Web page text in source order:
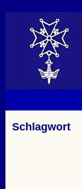
Schlagwort